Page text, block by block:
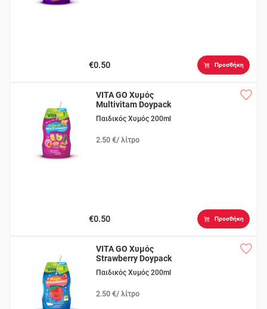
€0.50 Προσθήκη
VITA GO Χυμός
Multivitam Doypack
Παιδικός Χυμός 200ml
2.50 €/ λίτρο
€0.50 Προσθήκη
VITA GO Χυμός
Strawberry Doypack
Παιδικός Χυμός 200ml
2.50 €/ λίτρο